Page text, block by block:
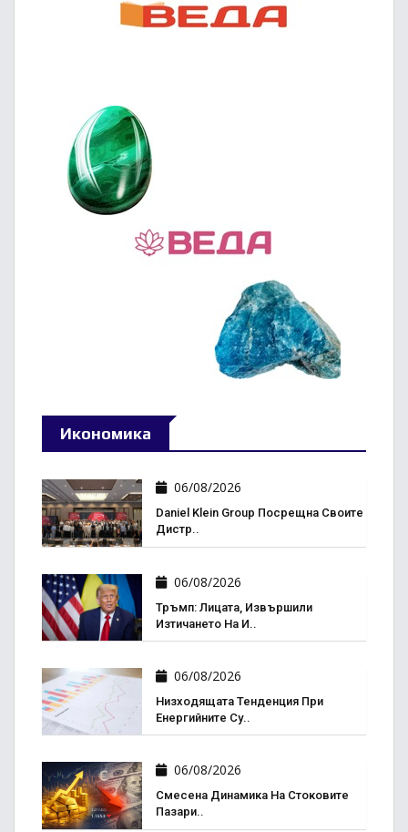
Икономика
06/08/2026
Daniel Klein Group Посрещна Своите
Дистр..
06/08/2026
Тръмп: Лицата, Извършили
Изтичането На И..
06/08/2026
Низходящата Тенденция При
Енергийните Су..
06/08/2026
Смесена Динамика На Стоковите
Пазари..